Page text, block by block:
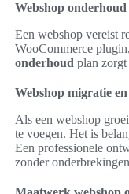
Webshop onderhoud
Een webshop vereist
WooCommerce
onderhoud plan
Webshop migratie
Als een webshop
te voegen. Het is
Een professionele
zonder